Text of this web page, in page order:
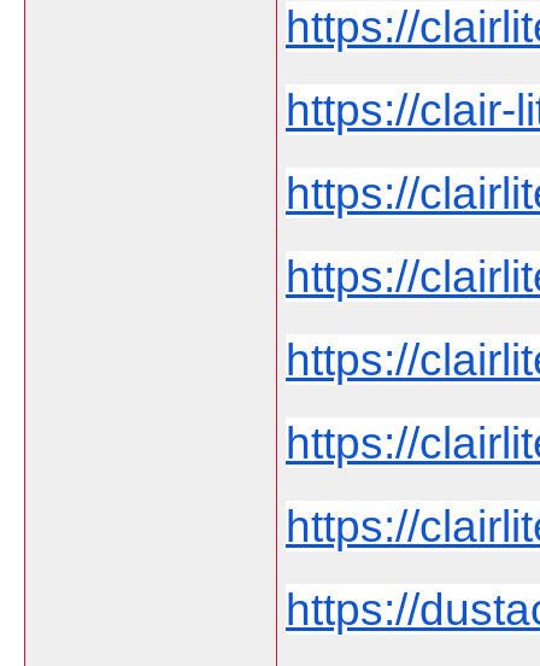
https://
https://clair-
https://
https://
https://
https://
https://
https://